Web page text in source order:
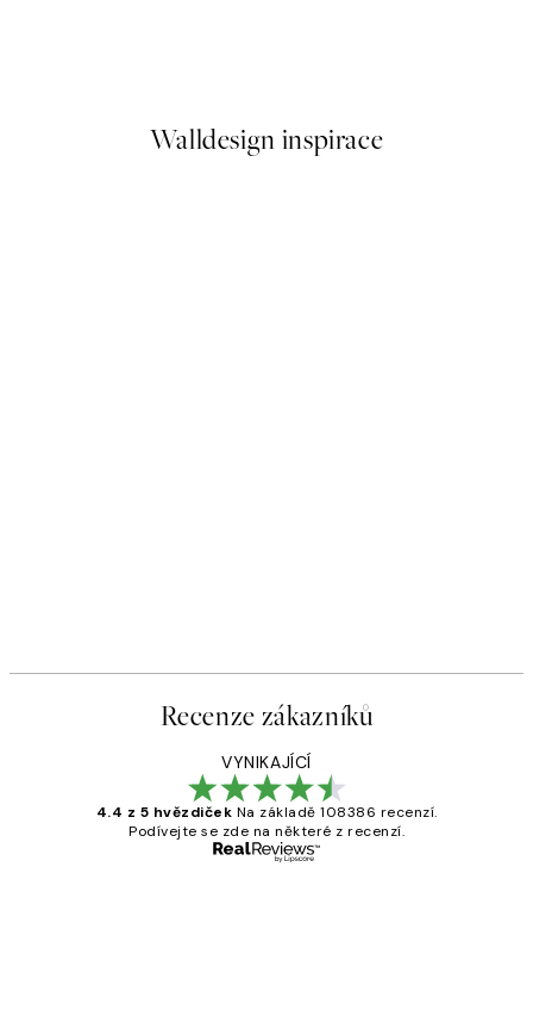
Walldesign inspirace
Recenze zákazníků
VYNIKAJÍCÍ
4.4 z 5 hvězdiček Na základě 108386 recenzí.
Podívejte se zde na některé z recenzí.